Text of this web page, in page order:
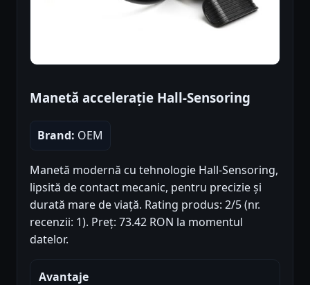
Manetă accelerație Hall-Sensoring
Brand: OEM
Manetă modernă cu tehnologie Hall-Sensoring,
lipsită de contact mecanic, pentru precizie și
durată mare de viață. Rating produs: 2/5 (nr.
recenzii: 1). Preț: 73.42 RON la momentul
datelor.
Avantaje